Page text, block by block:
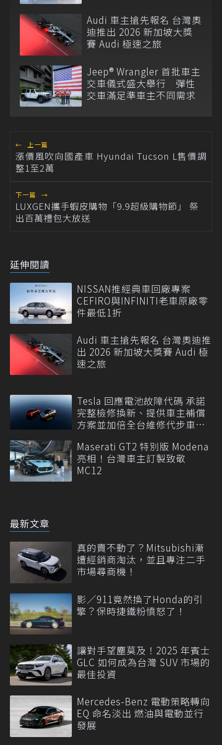
Audi 車主搶先報名 台灣奧
迪推出 2026 新加坡大獎
賽 Audi 極速之旅
Jeep® Wrangler 首批車主
交車儀式盛大舉行 彈性
交車滿足準車主不同需求
← 上一篇
漲價風吹向國產車 Hyundai Tucson L售價調
整1至2萬
下一篇 →
LUXGEN攜手蝦皮購物「9.9超級購物節」 祭
出百萬禮包大放送
延伸閱讀
NISSAN推經典車回廠專案
CEFIRO與INFINITI老車原廠零
件最低1折
Audi 車主搶先報名 台灣奧迪推
出 2026 新加坡大獎賽 Audi 極
速之旅
Tesla 回應電池故障代碼 承諾
完整檢修換新、提供車主補償
方案並加倍全台維修代步車數
Maserati GT2 特別版 Modena
亮相！台灣車主訂製致敬
MC12
最新文章
真的賣不動了？Mitsubishi漸
遭經銷商淘汰，並且專注二手
市場尋商機！
影／911竟然換了Honda的引
擎？保時捷鐵粉憤怒了！
讓對手望塵莫及！2025 年賓士
GLC 如何成為台灣 SUV 市場的
最佳投資
Mercedes-Benz 電動策略轉向
EQ 命名淡出 燃油與電動並行
發展